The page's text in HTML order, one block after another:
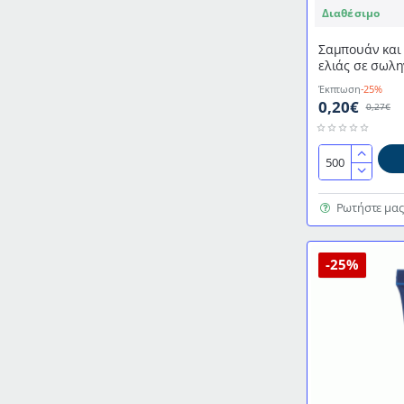
Διαθέσιμο
Σαμπουάν και
ελιάς σε
καπάκι της
Έκπτωση-25%
0,20€ 0,27€
Σαμπουάν
αφρόλουτρο
με
εκχύλισμα
ελιάς
σε
Ρωτήστε μας
-25%